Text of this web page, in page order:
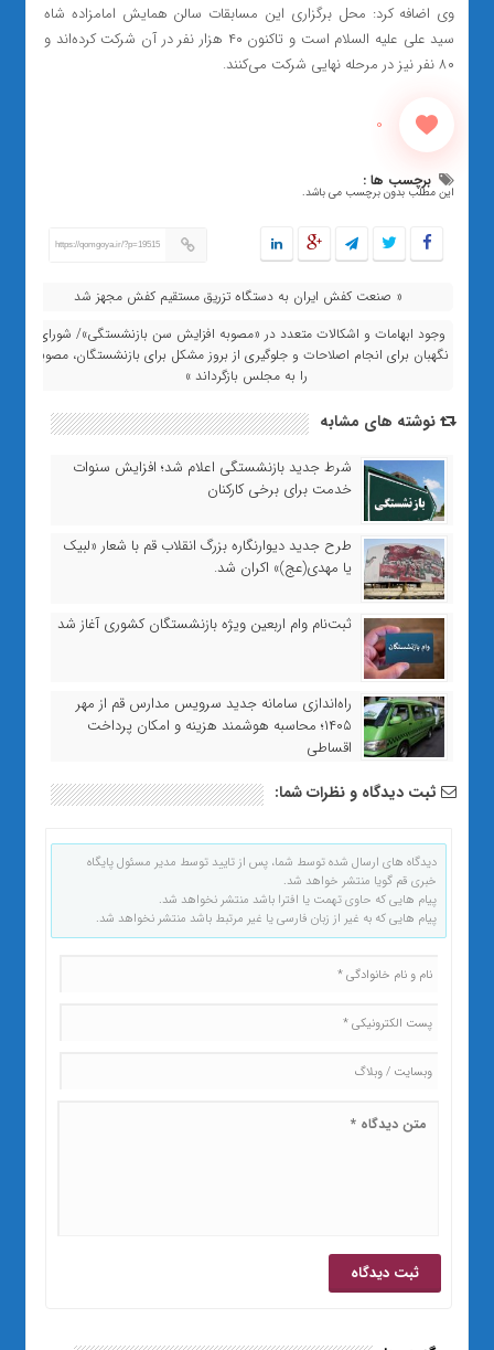
وی اضافه کرد: محل برگزاری این مسابقات سالن همایش امامزاده شاه
سید علی علیه السلام است و تاکنون ۴۰ هزار نفر در آن شرکت کرده‌اند و
۸۰ نفر نیز در مرحله نهایی شرکت می‌کنند.
0
برچسب ها :
این مطلب بدون برچسب می باشد.
https://qomgoya.ir/?p=19515
« صنعت کفش ایران به دستگاه تزریق مستقیم کفش مجهز شد
وجود ابهامات و اشکالات متعدد در «مصوبه افزایش سن بازنشستگی»/ شورای
نگهبان برای انجام اصلاحات و جلوگیری از بروز مشکل برای بازنشستگان، مصوبه
را به مجلس بازگرداند »
نوشته های مشابه
شرط جدید بازنشستگی اعلام شد؛ افزایش سنوات
خدمت برای برخی کارکنان
طرح جدید دیوارنگاره بزرگ انقلاب قم با شعار «لبیک
یا مهدی(عج)» اکران شد.
ثبت‌نام وام اربعین ویژه بازنشستگان کشوری آغاز شد
راه‌اندازی سامانه جدید سرویس مدارس قم از مهر
۱۴۰۵؛ محاسبه هوشمند هزینه و امکان پرداخت
اقساطی
ثبت دیدگاه و نظرات شما:
دیدگاه های ارسال شده توسط شما، پس از تایید توسط مدیر مسئول پایگاه
خبری قم گویا منتشر خواهد شد.
پیام هایی که حاوی تهمت یا افترا باشد منتشر نخواهد شد.
پیام هایی که به غیر از زبان فارسی یا غیر مرتبط باشد منتشر نخواهد شد.